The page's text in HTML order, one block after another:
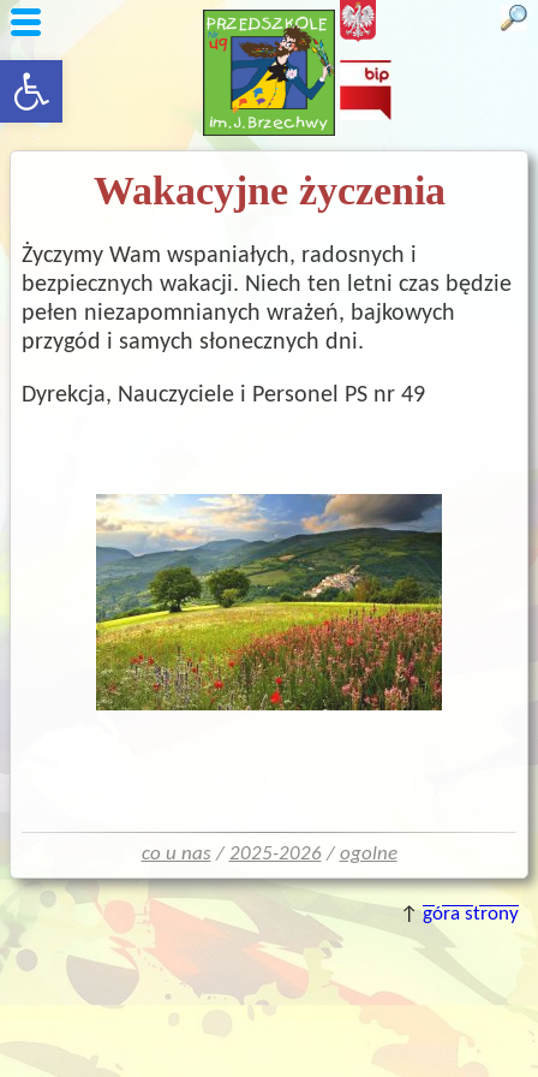
rozwiń/zwiń panel
Wakacyjne życzenia
Życzymy Wam wspaniałych, radosnych i
bezpiecznych wakacji. Niech ten letni czas będzie
pełen niezapomnianych wrażeń, bajkowych
przygód i samych słonecznych dni.
Dyrekcja, Nauczyciele i Personel PS nr 49
co u nas / 2025-2026 / ogolne
↑góra strony